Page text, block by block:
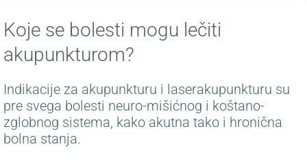
Koje se bolesti mogu lečiti
akupunkturom?
Indikacije za akupunkturu i laserakupunkturu su
pre svega bolesti neuro-mišićnog i koštano-
zglobnog sistema, kako akutna tako i hronična
bolna stanja.